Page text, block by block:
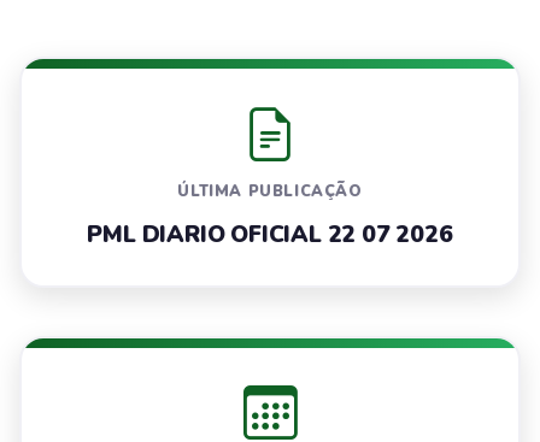
ÚLTIMA PUBLICAÇÃO
PML DIARIO OFICIAL 22 07 2026